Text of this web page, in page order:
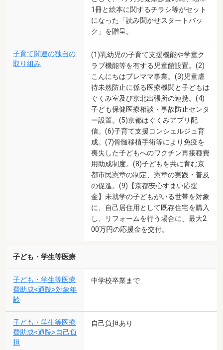
1冊と絵本に関するチラシ等がセット
になった「読み聞かせスタートパッ
ク」を贈呈。
子育て関連の独自の
取り組み
(1)乳幼児の子育て支援機能や学童ク
ラブ機能等を有する児童館設置。(2)
こんにちはプレママ事業。(3)児童虐
待未然防止に係る医療機関と子どもは
ぐくみ室及び京北出張所の連携。(4)
子ども保健医療相談・事故防止センタ
ー設置。(5)京都はぐくみアプリ配
信。(6)子育て支援コンシェルジュ育
成。(7)骨髄移植手術等により免疫を
喪失した子どもへのワクチン再接種費
用助成制度。(8)子どもを共に育む京
都市民憲章の制定、憲章の実践・普及
の促進。(9)【京都安心すまい応援
金】未就学の子どもがいる世帯を対象
に、自己居住用として既存住宅を購入
し、リフォームを行う場合に、最大2
00万円の応援金を交付。
子ども・学生等医療
子ども・学生等医療
費助成<通院>対象年
齢
中学校卒業まで
子ども・学生等医療
費助成<通院>自己負
担
自己負担あり